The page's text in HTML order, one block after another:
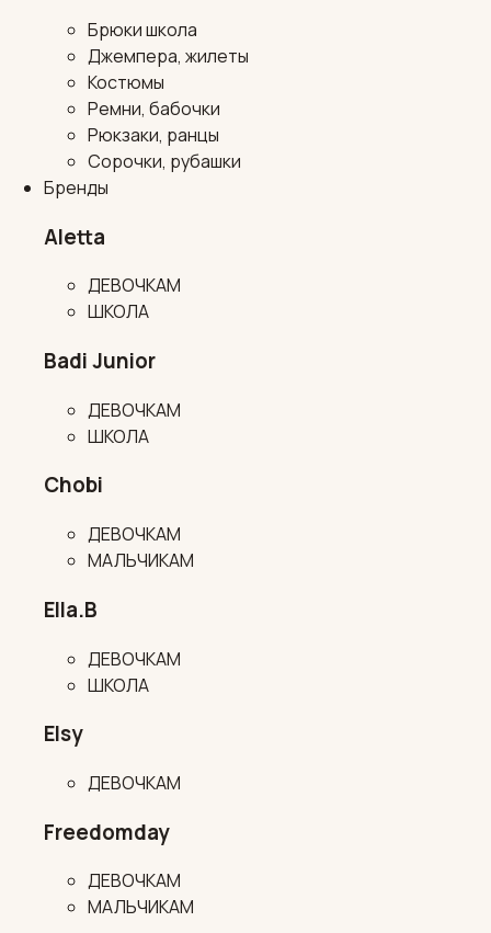
Брюки школа
Джемпера, жилеты
Костюмы
Ремни, бабочки
Рюкзаки, ранцы
Сорочки, рубашки
Бренды
Aletta
ДЕВОЧКАМ
ШКОЛА
Badi Junior
ДЕВОЧКАМ
ШКОЛА
Chobi
ДЕВОЧКАМ
МАЛЬЧИКАМ
Ella.B
ДЕВОЧКАМ
ШКОЛА
Elsy
ДЕВОЧКАМ
Freedomday
ДЕВОЧКАМ
МАЛЬЧИКАМ